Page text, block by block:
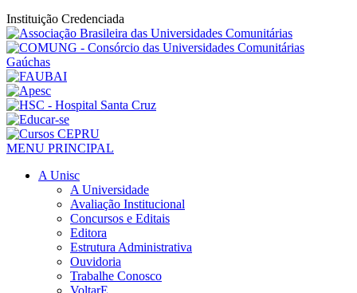
Instituição Credenciada
MENU PRINCIPAL
A Unisc
A Universidade
Avaliação Institucional
Concursos e Editais
Editora
Estrutura Administrativa
Ouvidoria
Trabalhe Conosco